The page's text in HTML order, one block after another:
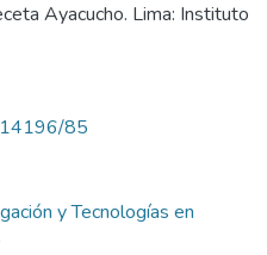
Ayacucho. Lima: Instituto
85
y Tecnologías en